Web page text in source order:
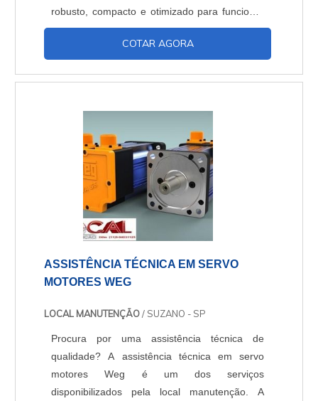
robusto, compacto e otimizado para funcionar
continuamente por longos períodos.
Tecnologia de pontaAlém de exigir baixa
controle digital completo do motor e garante
COTAR AGORA
ASSISTÊNCIA TÉCNICA EM SERVO
MOTORES WEG
LOCAL MANUTENÇÃO/ SUZANO - SP
Procura por uma assistência técnica de
qualidade? A assistência técnica em servo
motores Weg é um dos serviços
disponibilizados pela local manutenção. A